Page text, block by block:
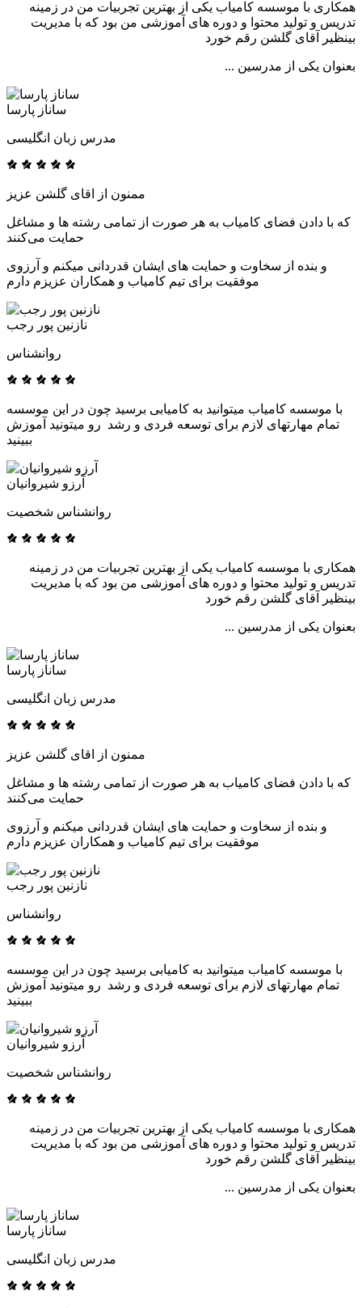
همکاری با موسسه کامیاب یکی از بهترین تجربیات من در زمینه
تدریس و تولید محتوا و دوره های آموزشی من بود که با مدیریت
بینظیر آقای گلشن رقم خورد
بعنوان یکی از مدرسین ...
ساناز پارسا
مدرس زبان انگلیسی
که با دادن فضای کامیاب به هر صورت از تمامی رشته ها و مشاغل
حمایت می‌کنند
و بنده از سخاوت و حمایت های ایشان قدردانی میکنم و آرزوی
موفقیت برای تیم کامیاب و همکاران عزیزم دارم
نازنین پور رجب
روانشناس
با موسسه کامیاب میتوانید به کامیابی برسید چون در این موسسه
تمام مهارتهای لازم برای توسعه فردی و رشد رو میتونید آموزش
ببینید
آرزو شیروانیان
روانشناس شخصیت
همکاری با موسسه کامیاب یکی از بهترین تجربیات من در زمینه
تدریس و تولید محتوا و دوره های آموزشی من بود که با مدیریت
بینظیر آقای گلشن رقم خورد
بعنوان یکی از مدرسین ...
ساناز پارسا
مدرس زبان انگلیسی
که با دادن فضای کامیاب به هر صورت از تمامی رشته ها و مشاغل
حمایت می‌کنند
و بنده از سخاوت و حمایت های ایشان قدردانی میکنم و آرزوی
موفقیت برای تیم کامیاب و همکاران عزیزم دارم
نازنین پور رجب
روانشناس
با موسسه کامیاب میتوانید به کامیابی برسید چون در این موسسه
تمام مهارتهای لازم برای توسعه فردی و رشد رو میتونید آموزش
ببینید
آرزو شیروانیان
روانشناس شخصیت
همکاری با موسسه کامیاب یکی از بهترین تجربیات من در زمینه
تدریس و تولید محتوا و دوره های آموزشی من بود که با مدیریت
بینظیر آقای گلشن رقم خورد
بعنوان یکی از مدرسین ...
ساناز پارسا
مدرس زبان انگلیسی